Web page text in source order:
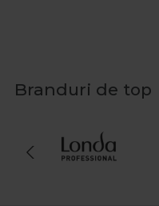
Branduri de top